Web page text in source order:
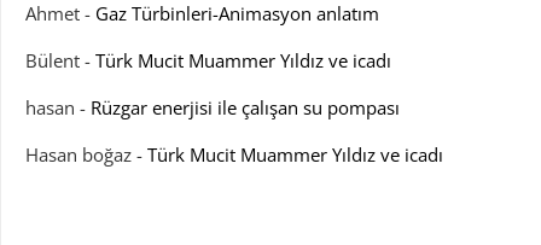
Ahmet - Gaz Türbinleri-Animasyon anlatım
Bülent - Türk Mucit Muammer Yıldız ve icadı
hasan - Rüzgar enerjisi ile çalışan su pompası
Hasan boğaz - Türk Mucit Muammer Yıldız ve icadı